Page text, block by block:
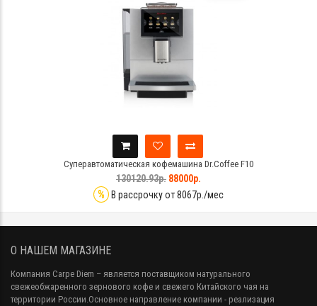
Суперавтоматическая кофемашина Dr.Coffee F10
130120.93р. 88000р.
% В рассрочку от 8067р./мес
О НАШЕМ МАГАЗИНЕ
Компания Carpe Diem – является поставщиком натурального
свежеобжаренного зернового кофе и свежего Китайского чая на
территории России.Основное направление компании - реализация